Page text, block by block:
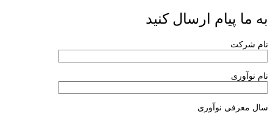
به ما پیام ارسال کنید
نام شرکت
نام نوآوری
سال معرفی نوآوری